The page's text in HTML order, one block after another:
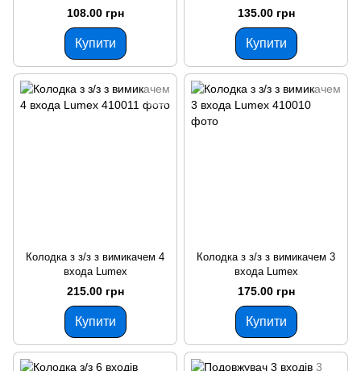
108.00 грн
Купити
135.00 грн
Купити
Колодка з з/з з вимикачем 4
входа Lumex
215.00 грн
Купити
Колодка з з/з з вимикачем 3
входа Lumex
175.00 грн
Купити